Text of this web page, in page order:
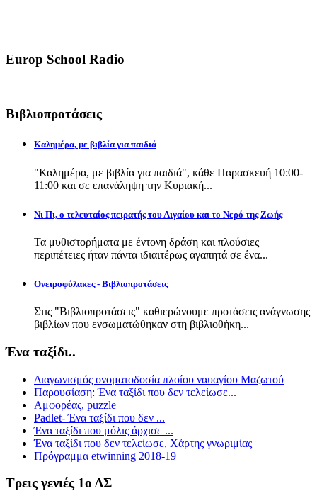
Europ School Radio
Βιβλιοπροτάσεις
Καλημέρα, με βιβλία για παιδιά
"Καλημέρα, με βιβλία για παιδιά", κάθε Παρασκευή 10:00-
11:00 και σε επανάληψη την Κυριακή...
Νι Πι, ο τελευταίος πειρατής του Αιγαίου και το Νερό της Ζωής
Τα μυθιστορήματα με έντονη δράση και πλούσιες
περιπέτειες ήταν πάντα ιδιαιτέρως αγαπητά σε ένα...
Ονειροφύλακες - Βιβλιοπροτάσεις
Στις "Βιβλιοπροτάσεις" καθιερώνουμε προτάσεις ανάγνωσης
βιβλίων που ενσωματώθηκαν στη βιβλιοθήκη...
Ένα ταξίδι..
Διαγωνισμός ονοματοδοσία πλοίου ναυαγίου Μαζωτού
Παρουσίαση: Ένα ταξίδι που δεν τελείωσε...
Αμφορέας, puzzle
Padlet- Ένα ταξίδι που δεν ...
Ένα ταξίδι που μόλις άρχισε ...
Ένα ταξίδι που δεν τελείωσε, Χάρτης γνωριμίας
Πρόγραμμα etwinning 2018-19
Τρεις γενιές 1ο ΔΣ